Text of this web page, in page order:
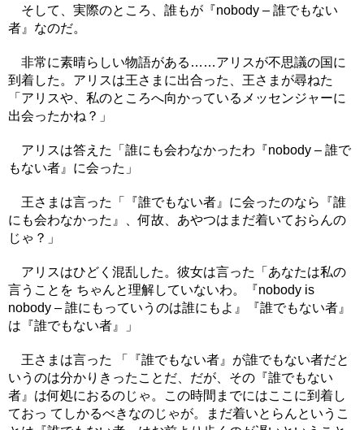
そして、実際のところ、誰もが『nobody – 誰でもない
者』なのだ。
非常に素晴らしい物語がある……アリスが不思議の国に
到着した。アリスは王さまに出合った、王さまが尋ねた
「アリスや、私のところへ向かっているメッセンジャーに
出会ったかね？」
アリスは答えた「誰にも会わなかったわ『nobody – 誰で
もない者』に会った」
王さまは言った「『誰でもない者』に会ったのなら『誰
にも会わなかった』、何故、あやつはまだ着いておらんの
じゃ？」
アリスはひどく混乱した。彼女は言った「あなたは私の
言うことを ちゃんと理解していないわ。『nobody is
nobody – 誰にもっていうのは誰にもよ』『誰でもない者』
は『誰でもない者』」
王さまは言った 「『誰でもない者』が誰でもない者だと
いうのは分かりきったことだ、だが、その『誰でもない
者』は何処におるのじゃ。この時間までにはここに到着し
ておっ てしかるべきなのじゃが。まだ着いとらんというこ